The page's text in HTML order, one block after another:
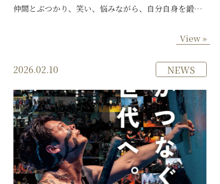
仲間とぶつかり、笑い、悩みながら、自分自身を鍛…
View »
2026.02.10 NEWS